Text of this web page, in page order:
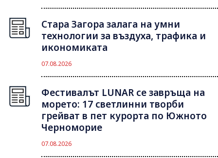
Стара Загора залага на умни
технологии за въздуха, трафика и
икономиката
07.08.2026
Фестивалът LUNAR се завръща на
морето: 17 светлинни творби
грейват в пет курорта по Южното
Черноморие
07.08.2026